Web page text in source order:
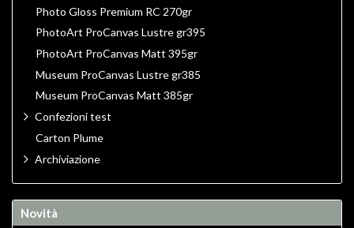
Photo Gloss Premium RC 270gr
PhotoArt ProCanvas Lustre gr395
PhotoArt ProCanvas Matt 395gr
Museum ProCanvas Lustre gr385
Museum ProCanvas Matt 385gr
Confezioni test
Carton Plume
Archiviazione
Novità